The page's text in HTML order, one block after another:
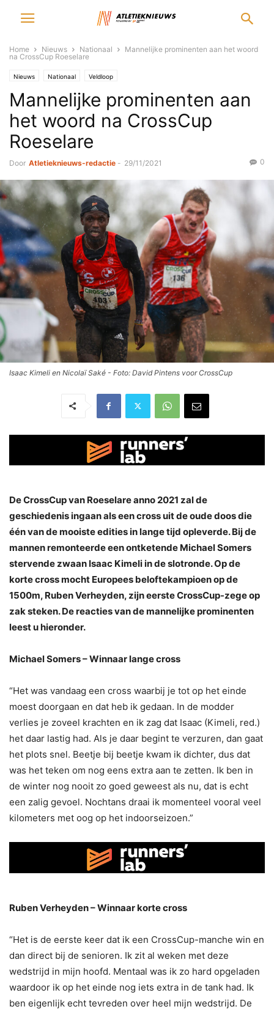
Home Nieuws Nationaal
Mannelijke prominenten aan het woord
na CrossCup Roeselare
Nieuws Nationaal Veldloop
Mannelijke prominenten aan
het woord na CrossCup
Roeselare
Door Atletieknieuws-redactie - 29/11/2021 0
Isaac Kimeli en Nicolaï Saké - Foto: David Pintens voor CrossCup
De CrossCup van Roeselare anno 2021 zal de
geschiedenis ingaan als een cross uit de oude doos die
één van de mooiste edities in lange tijd opleverde. Bij de
mannen remonteerde een ontketende Michael Somers
stervende zwaan Isaac Kimeli in de slotronde. Op de
korte cross mocht Europees beloftekampioen op de
1500m, Ruben Verheyden, zijn eerste CrossCup-zege op
zak steken. De reacties van de mannelijke prominenten
leest u hieronder.
Michael Somers – Winnaar lange cross
“Het was vandaag een cross waarbij je tot op het einde
moest doorgaan en dat heb ik gedaan. In de modder
verlies je zoveel krachten en ik zag dat Isaac (Kimeli, red.)
het daar lastig had. Als je daar begint te verzuren, dan gaat
het plots snel. Beetje bij beetje kwam ik dichter, dus dat
was het teken om nog eens extra aan te zetten. Ik ben in
de winter nog nooit zo goed geweest als nu, dat is echt
een zalig gevoel. Nochtans draai ik momenteel vooral veel
kilometers met oog op het indoorseizoen.”
Ruben Verheyden – Winnaar korte cross
“Het is de eerste keer dat ik een CrossCup-manche win en
dan direct bij de senioren. Ik zit al weken met deze
wedstrijd in mijn hoofd. Mentaal was ik zo hard opgeladen
waardoor ik op het einde nog iets extra in de tank had. Ik
ben eigenlijk echt tevreden over heel mijn wedstrijd. De